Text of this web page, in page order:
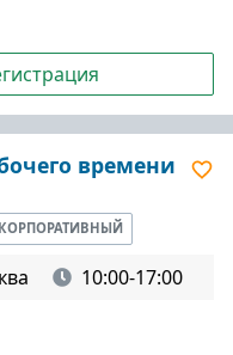
времени
КОРПОРАТИВНЫЙ
10:00-17:00